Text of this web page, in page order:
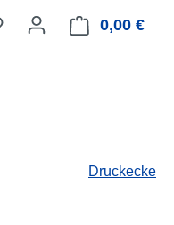
0,00 €
Druckecke